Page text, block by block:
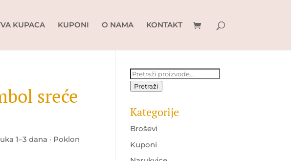
KUPACA KUPONI O NAMA KONTAKT
sreće
1–3 dana · Poklon
Pretraži:
Pretraži
Kategorije
Broševi
Kuponi